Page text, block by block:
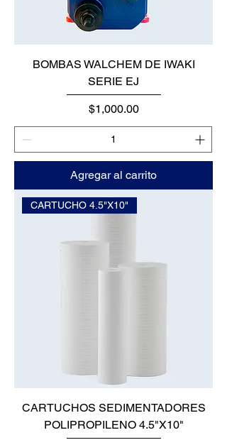
BOMBAS WALCHEM DE IWAKI
SERIE EJ
Precio
$1,000.00
Agregar al carrito
CARTUCHO 4.5"X10"
CARTUCHOS SEDIMENTADORES
POLIPROPILENO 4.5"X10"